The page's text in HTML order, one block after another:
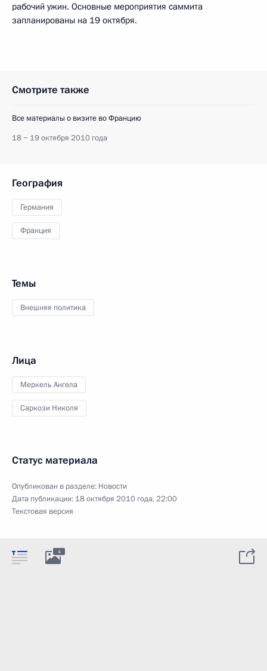
рабочий ужин. Основные мероприятия саммита
запланированы на 19 октября.
Смотрите также
Все материалы о визите во Францию
18 − 19 октября 2010 года
География
Германия
Франция
Темы
Внешняя политика
Лица
Меркель Ангела
Саркози Николя
Статус материала
Опубликован в разделе: Новости
Дата публикации: 18 октября 2010 года, 22:00
Текстовая версия
4